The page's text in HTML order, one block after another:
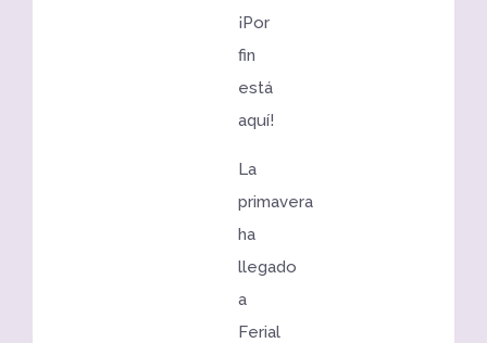
¡Por
fin
está
aquí!
La
primavera
ha
llegado
a
Ferial